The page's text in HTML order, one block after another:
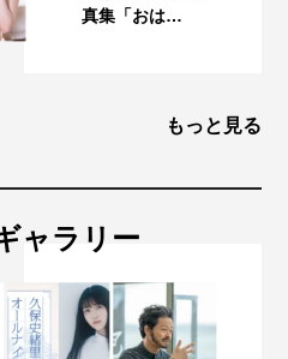
真集「おは…
もっと見る
ャラリー